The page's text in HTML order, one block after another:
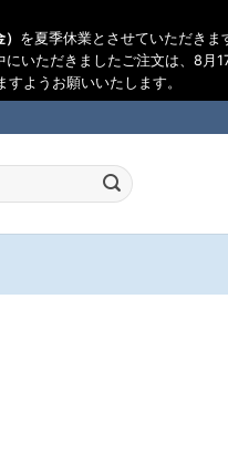
を夏季休業とさせていただきま
いただきましたご注文は、8月
ようお願いいたします。